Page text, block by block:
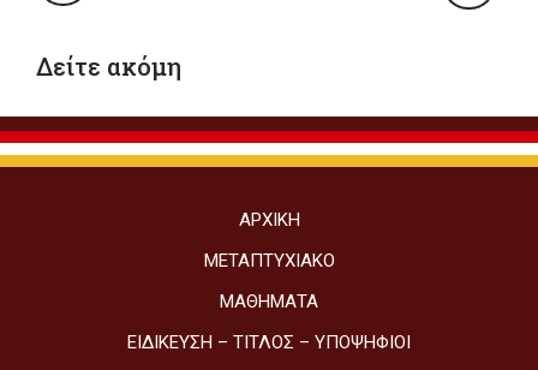
Δείτε ακόμη
ΑΡΧΙΚΉ
ΜΕΤΑΠΤΥΧΙΑΚΌ
ΜΑΘΉΜΑΤΑ
ΕΙΔΊΚΕΥΣΗ – ΤΊΤΛΟΣ – ΥΠΟΨΉΦΙΟΙ